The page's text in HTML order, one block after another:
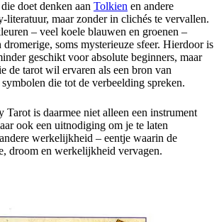
doet denken aan Tolkien en andere
literatuur, maar zonder in clichés te vervallen.
– veel koele blauwen en groenen –
dromerige, soms mysterieuze sfeer. Hierdoor is
geschikt voor absolute beginners, maar
de tarot wil ervaren als een bron van
die tot de verbeelding spreken.
Tarot is daarmee niet alleen een instrument
ook een uitnodiging om je te laten
werkelijkheid – eentje waarin de
droom en werkelijkheid vervagen.